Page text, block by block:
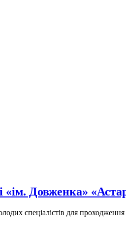
«ім. Довженка»
спеціалістів для